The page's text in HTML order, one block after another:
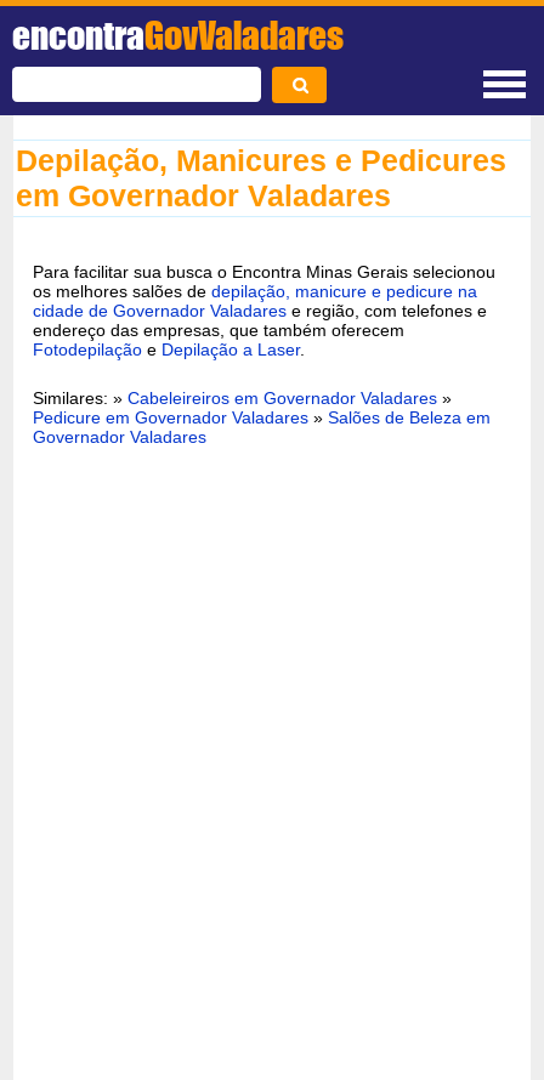
encontraGovValadares
Depilação, Manicures e Pedicures
em Governador Valadares
Para facilitar sua busca o Encontra Minas Gerais selecionou
os melhores salões dedepilação, manicure e pedicure na
cidade de Governador Valadares e região, com telefones e
endereço das empresas, que também oferecem
Fotodepilação e Depilação a Laser.
Similares: »Cabeleireiros em Governador Valadares »
Pedicure em Governador Valadares »Salões de Beleza em
Governador Valadares